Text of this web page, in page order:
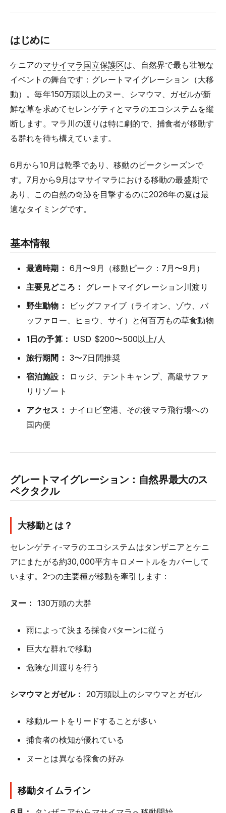
はじめに
ケニアのマサイマラ国立保護区は、自然界で最も壮観な
イベントの舞台です：グレートマイグレーション（大移
動）。毎年150万頭以上のヌー、シマウマ、ガゼルが新
鮮な草を求めてセレンゲティとマラのエコシステムを縦
断します。マラ川の渡りは特に劇的で、捕食者が移動す
る群れを待ち構えています。
6月から10月は乾季であり、移動のピークシーズンで
す。7月から9月はマサイマラにおける移動の最盛期で
あり、この自然の奇跡を目撃するのに2026年の夏は最
適なタイミングです。
基本情報
最適時期： 6月〜9月（移動ピーク：7月〜9月）
主要見どころ： グレートマイグレーション川渡り
野生動物：
ビッグファイブ（ライオン、ゾウ、バ
ッファロー、ヒョウ、サイ）と何百万もの草食動物
1日の予算： USD $200〜500以上/人
旅行期間： 3〜7日間推奨
宿泊施設：
ロッジ、テントキャンプ、高級サファ
リリゾート
アクセス： ナイロビ空港、その後マラ飛行場への
国内便
グレートマイグレーション：自然界最大のス
ペクタクル
大移動とは？
セレンゲティ-マラのエコシステムはタンザニアとケニ
アにまたがる約30,000平方キロメートルをカバーして
います。2つの主要種が移動を牽引します：
ヌー： 130万頭の大群
雨によって決まる採食パターンに従う
巨大な群れで移動
危険な川渡りを行う
シマウマとガゼル： 20万頭以上のシマウマとガゼル
移動ルートをリードすることが多い
捕食者の検知が優れている
ヌーとは異なる採食の好み
移動タイムライン